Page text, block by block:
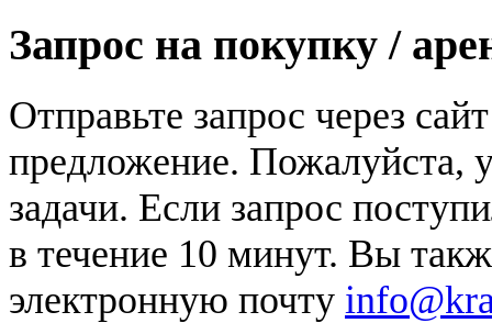
Запрос на покупку /
Отправьте запрос через
предложение. Пожалуйста,
задачи. Если запрос
в течение 10 минут. Вы
электронную почту